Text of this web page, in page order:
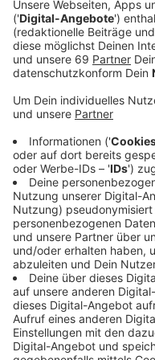
Veröffentlicht:Montag,
Anzeige
ANTENNE
geworden. Am
auf die Welt
entdeckten die
die Babys. Heute
gekommen: Eines der
geschafft. Es ist
spricht ANTENNE
mit dem
Münster Marcel Alaze
Interview:
Anzeige